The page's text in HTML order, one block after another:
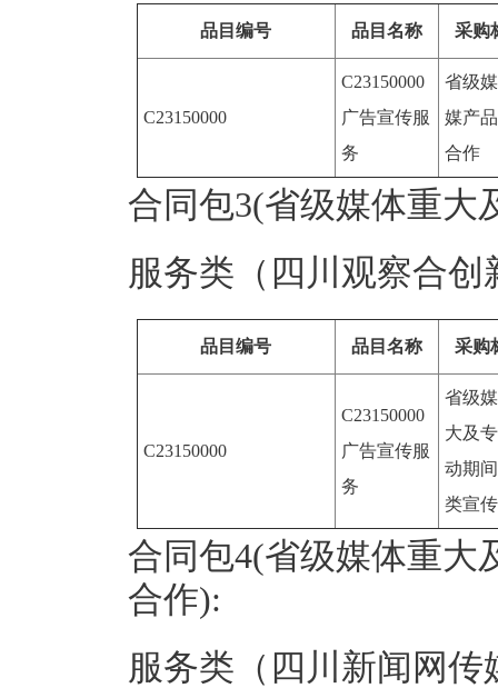
品目编号 品目名称 采购
C23150000
C23150000
广告宣传服
务
省级
媒产
合作
合同包3(省级媒体重大
服务类（四川观察合
品目编号 品目名称 采购
C23150000
C23150000
广告宣传服
务
省级
大及
动期
类宣
合同包4(省级媒体重大
合作):
服务类（四川新闻网